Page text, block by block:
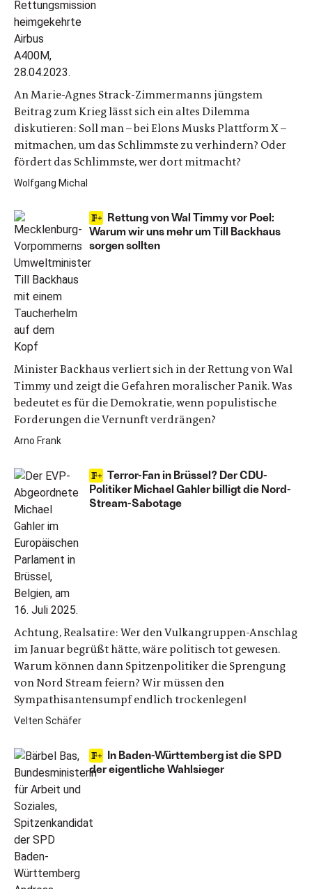
An Marie-Agnes Strack-Zimmermanns jüngstem
Beitrag zum Krieg lässt sich ein altes Dilemma
diskutieren: Soll man – bei Elons Musks Plattform X –
mitmachen, um das Schlimmste zu verhindern? Oder
fördert das Schlimmste, wer dort mitmacht?
Wolfgang Michal
Rettung von Wal Timmy vor Poel:
Warum wir uns mehr um Till Backhaus
sorgen sollten
Minister Backhaus verliert sich in der Rettung von Wal
Timmy und zeigt die Gefahren moralischer Panik. Was
bedeutet es für die Demokratie, wenn populistische
Forderungen die Vernunft verdrängen?
Arno Frank
Terror-Fan in Brüssel? Der CDU-
Politiker Michael Gahler billigt die Nord-
Stream-Sabotage
Achtung, Realsatire: Wer den Vulkangruppen-Anschlag
im Januar begrüßt hätte, wäre politisch tot gewesen.
Warum können dann Spitzenpolitiker die Sprengung
von Nord Stream feiern? Wir müssen den
Sympathisantensumpf endlich trockenlegen!
Velten Schäfer
In Baden-Württemberg ist die SPD
der eigentliche Wahlsieger